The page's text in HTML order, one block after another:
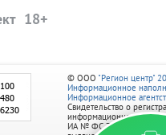
© ООО "Регион центр"
Информационное
Информационное
Свидетельство о
информационного
ИА № ФС 77‑35502